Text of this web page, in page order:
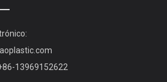
13969152622